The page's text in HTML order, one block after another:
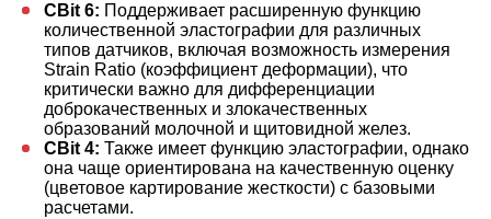
CBit 6: Поддерживает расширенную функцию
количественной эластографии для различных
типов датчиков, включая возможность измерения
Strain Ratio (коэффициент деформации), что
критически важно для дифференциации
доброкачественных и злокачественных
образований молочной и щитовидной желез.
CBit 4: Также имеет функцию эластографии, однако
она чаще ориентирована на качественную оценку
(цветовое картирование жесткости) с базовыми
расчетами.